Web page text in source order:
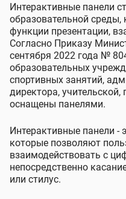
Интерактивные панели
образовательной
функции презентации,
Согласно Приказу
сентября 2022 года №
образовательных
спортивных занятий,
директора,
оснащены панелями.
Интерактивные панели -
которые позволяют
взаимодействовать с
непосредственно
или стилус.